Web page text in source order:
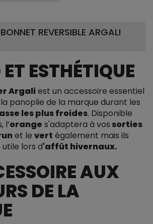
REVERSIBLE ARGALI
ESTHÉTIQUE
Argali est un accessoire essentiel
panoplie de la marque durant les
les plus froides. Disponible
l’orange s'adaptera à vos sorties
et le vert également mais ils
lors d'affût hivernaux.
AUX
DE LA